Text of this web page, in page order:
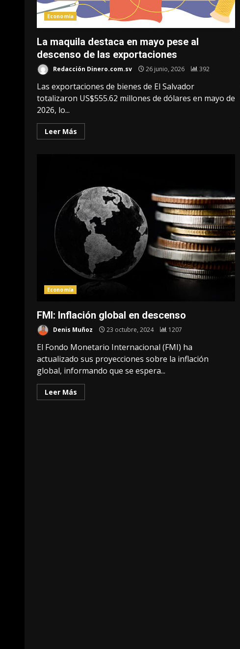
Economía
La maquila destaca en mayo pese al
descenso de las exportaciones
Redacción Dinero.com.sv 26 junio, 2026 392
Las exportaciones de bienes de El Salvador
totalizaron US$555.62 millones de dólares en mayo de
2026, lo...
Leer Más
Economía
FMI: Inflación global en descenso
Denis Muñoz 23 octubre, 2024 1207
El Fondo Monetario Internacional (FMI) ha
actualizado sus proyecciones sobre la inflación
global, informando que se espera...
Leer Más